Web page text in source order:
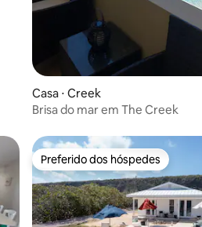
Casa ⋅ Creek
Brisa do mar em The Creek
Preferido dos hóspedes
Preferido dos hóspedes